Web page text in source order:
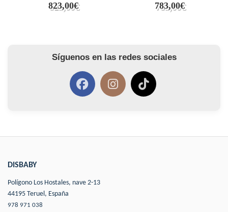
823,00€ 783,00€
Síguenos en las redes sociales
DISBABY
Polígono Los Hostales, nave 2-13
44195 Teruel, España
978 971 038